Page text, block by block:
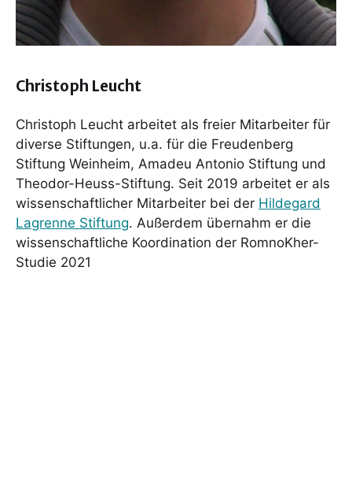
Christoph Leucht
Christoph Leucht arbeitet als freier Mitarbeiter für
diverse Stiftungen, u.a. für die Freudenberg
Stiftung Weinheim, Amadeu Antonio Stiftung und
Theodor-Heuss-Stiftung. Seit 2019 arbeitet er als
wissenschaftlicher Mitarbeiter bei der Hildegard
Lagrenne Stiftung. Außerdem übernahm er die
wissenschaftliche Koordination der RomnoKher-
Studie 2021